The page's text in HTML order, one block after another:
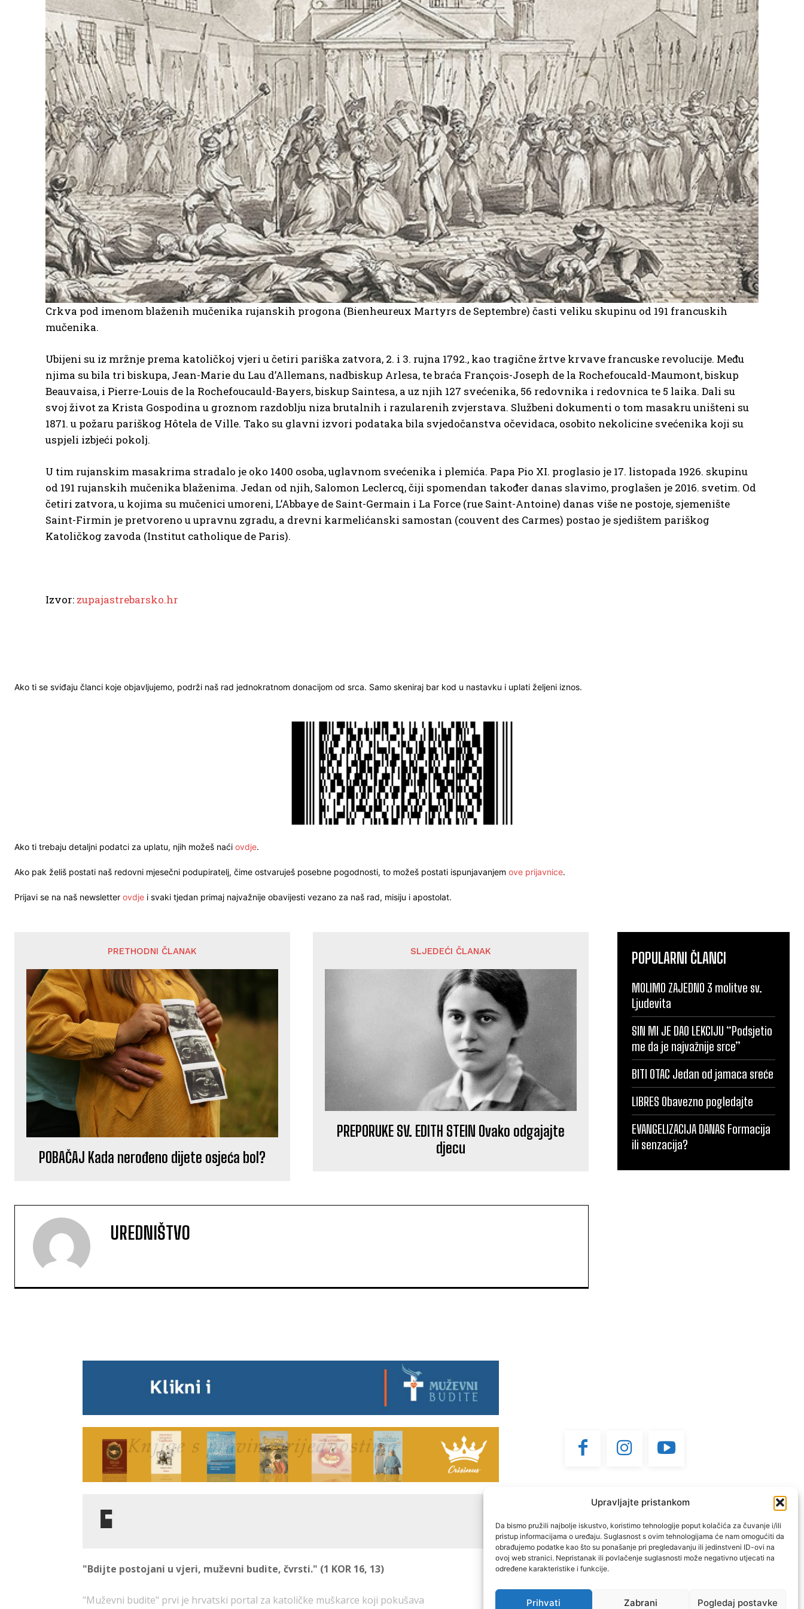
Upravljajte pristankom
Da bismo pružili najbolje iskustvo, koristimo tehnologije poput kolačića za čuvanje i/ili
pristup informacijama o uređaju. Suglasnost s ovim tehnologijama će nam omogućiti da
obrađujemo podatke kao što su ponašanje pri pregledavanju ili jedinstveni ID-ovi na
ovoj web stranici. Nepristanak ili povlačenje suglasnosti može negativno utjecati na
određene karakteristike i funkcije.
Prihvati Zabrani Pogledaj postavke
Crkva pod imenom blaženih mučenika rujanskih progona (Bienheureux Martyrs de Septembre) časti veliku skupinu od 191 francuskih
mučenika.
Ubijeni su iz mržnje prema katoličkoj vjeri u četiri pariška zatvora, 2. i 3. rujna 1792., kao tragične žrtve krvave francuske revolucije. Među
njima su bila tri biskupa, Jean-Marie du Lau d’Allemans, nadbiskup Arlesa, te braća François-Joseph de la Rochefoucald-Maumont, biskup
Beauvaisa, i Pierre-Louis de la Rochefoucauld-Bayers, biskup Saintesa, a uz njih 127 svećenika, 56 redovnika i redovnica te 5 laika. Dali su
svoj život za Krista Gospodina u groznom razdoblju niza brutalnih i razularenih zvjerstava. Službeni dokumenti o tom masakru uništeni su
1871. u požaru pariškog Hôtela de Ville. Tako su glavni izvori podataka bila svjedočanstva očevidaca, osobito nekolicine svećenika koji su
uspjeli izbjeći pokolj.
U tim rujanskim masakrima stradalo je oko 1400 osoba, uglavnom svećenika i plemića. Papa Pio XI. proglasio je 17. listopada 1926. skupinu
od 191 rujanskih mučenika blaženima. Jedan od njih, Salomon Leclercq, čiji spomendan također danas slavimo, proglašen je 2016. svetim. Od
četiri zatvora, u kojima su mučenici umoreni, L’Abbaye de Saint-Germain i La Force (rue Saint-Antoine) danas više ne postoje, sjemenište
Saint-Firmin je pretvoreno u upravnu zgradu, a drevni karmelićanski samostan (couvent des Carmes) postao je sjedištem pariškog
Katoličkog zavoda (Institut catholique de Paris).
Izvor: zupajastrebarsko.hr
Ako ti se sviđaju članci koje objavljujemo, podrži naš rad jednokratnom donacijom od srca. Samo skeniraj bar kod u nastavku i uplati željeni iznos.
Ako ti trebaju detaljni podatci za uplatu, njih možeš naći ovdje.
Ako pak želiš postati naš redovni mjesečni podupiratelj, čime ostvaruješ posebne pogodnosti, to možeš postati ispunjavanjem ove prijavnice.
Prijavi se na naš newsletter ovdje i svaki tjedan primaj najvažnije obavijesti vezano za naš rad, misiju i apostolat.
PRETHODNI ČLANAK
POBAČAJ Kada nerođeno dijete osjeća bol?
SLJEDEĆI ČLANAK
PREPORUKE SV. EDITH STEIN Ovako odgajajte
djecu
UREDNIŠTVO
POPULARNI ČLANCI
MOLIMO ZAJEDNO 3 molitve sv.
Ljudevita
SIN MI JE DAO LEKCIJU “Podsjetio
me da je najvažnije srce”
BITI OTAC Jedan od jamaca sreće
LIBRES Obavezno pogledajte
EVANGELIZACIJA DANAS Formacija
ili senzacija?
"Bdijte postojani u vjeri, muževni budite, čvrsti." (1 KOR 16, 13)
"Muževni budite" prvi je hrvatski portal za katoličke muškarce koji pokušava